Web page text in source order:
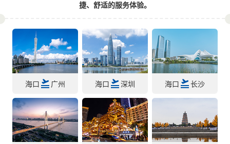
捷、舒适的服务体验。
海口 广州 海口 深圳 海口 长沙